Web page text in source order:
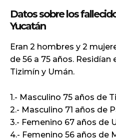
Datos sobre los
Yucatán
Eran 2 hombres y 2
de 56 a 75 años. Residían
Tizimín y Umán.
1.- Masculino 75 años de
2.- Masculino 71 años de
3.- Femenino 67 años de
4.- Femenino 56 años de